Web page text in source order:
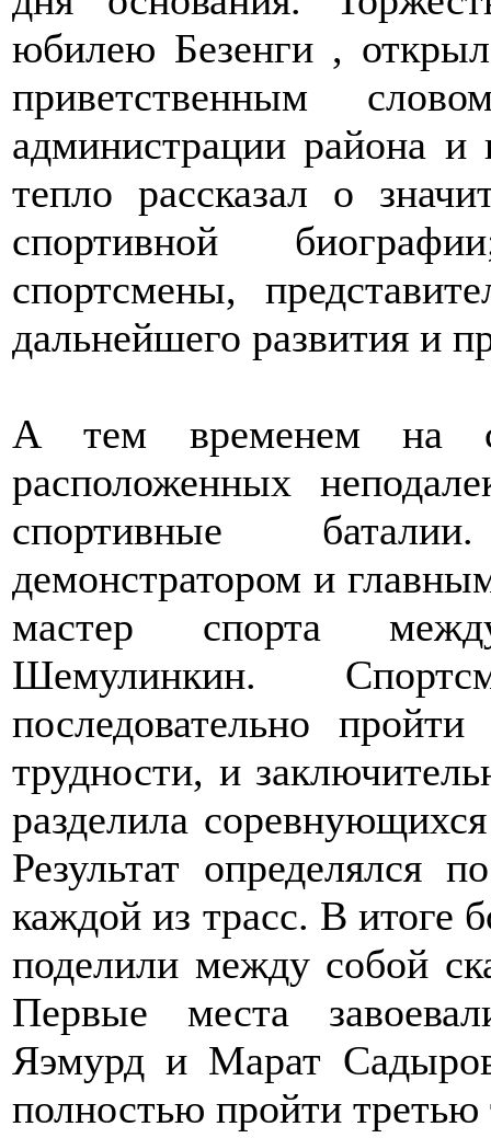
юбилею Безенги ,
приветственным
администрации района
тепло рассказал о
спортивной
спортсмены,
дальнейшего развития и
А тем временем на
расположенных
спортивные
демонстратором и
мастер спорта
Шемулинкин.
последовательно
трудности, и
разделила
Результат определялся
каждой из трасс. В итоге
поделили между собой
Первые места
Яэмурд и Марат
полностью пройти третью